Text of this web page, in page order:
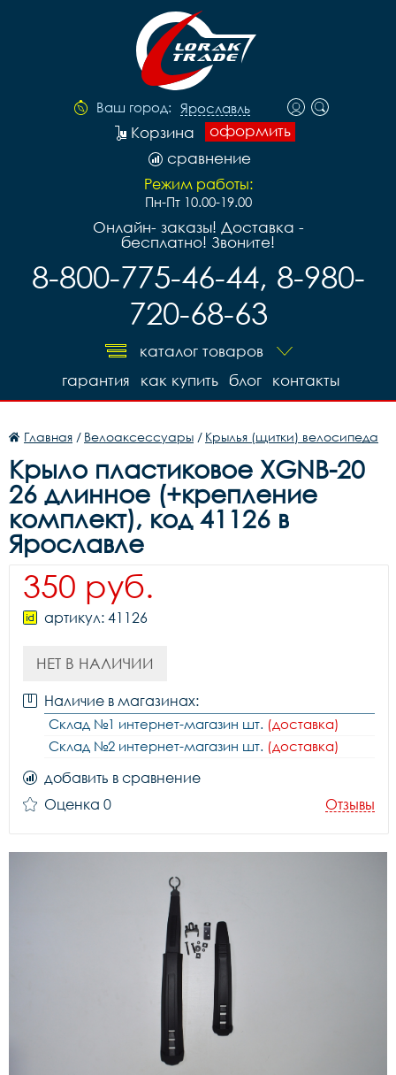
Ваш город: Ярославль
оформить
Корзина
сравнение
Режим работы:
Пн-Пт 10.00-19.00
Онлайн- заказы! Доставка -
бесплатно! Звоните!
8-800-775-46-44, 8-980-
720-68-63
каталог товаров
контакты
блог
как купить
гарантия
Главная / Велоаксессуары / Крылья (щитки) велосипеда
Крыло пластиковое XGNB-20
26 длинное (+крепление
комплект), код 41126 в
Ярославле
350 руб.
артикул: 41126
НЕТ В НАЛИЧИИ
Наличие в магазинах:
Склад №1 интернет-магазин шт. (доставка)
Склад №2 интернет-магазин шт. (доставка)
добавить в сравнение
Оценка 0
Отзывы